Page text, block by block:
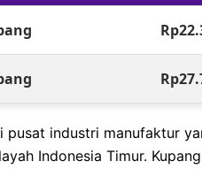
pusat industri manufaktur
Indonesia Timur.